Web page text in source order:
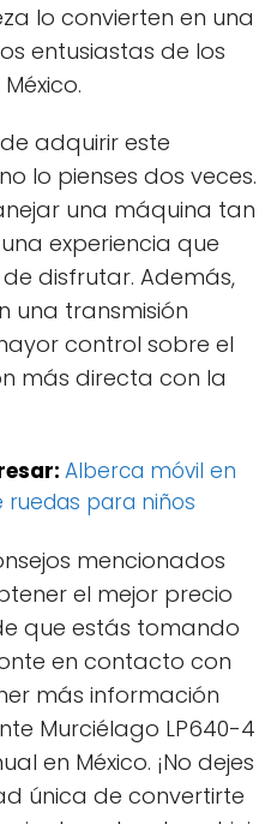
lo convierten en una
entusiastas de los
adquirir este
lo pienses dos veces.
una máquina tan
experiencia que
disfrutar. Además,
una transmisión
control sobre el
más directa con la
Alberca móvil en
ruedas para niños
mencionados
el mejor precio
que estás tomando
en contacto con
más información
Murciélago LP640-4
en México. ¡No dejes
única de convertirte